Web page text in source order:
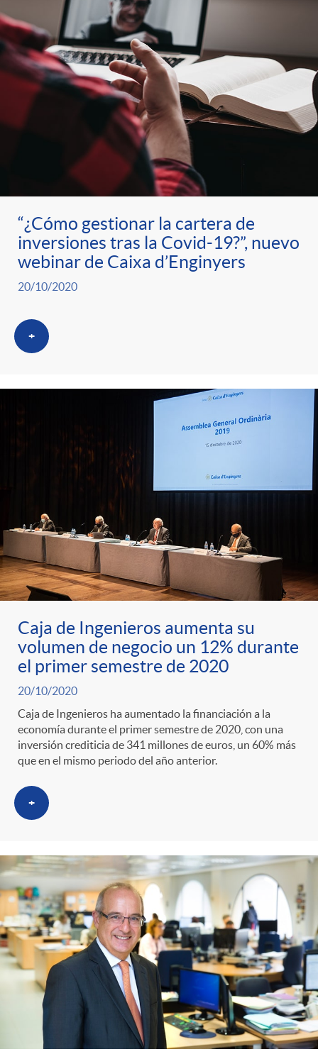
“¿Cómo gestionar la cartera de
inversiones tras la Covid-19?”, nuevo
webinar de Caixa d’Enginyers
20/10/2020
+
Caja de Ingenieros aumenta su
volumen de negocio un 12% durante
el primer semestre de 2020
20/10/2020
Caja de Ingenieros ha aumentado la financiación a la
economía durante el primer semestre de 2020, con una
inversión crediticia de 341 millones de euros, un 60% más
que en el mismo periodo del año anterior.
+